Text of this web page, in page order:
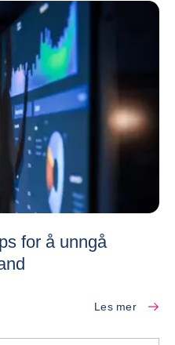
for å unngå
Les mer